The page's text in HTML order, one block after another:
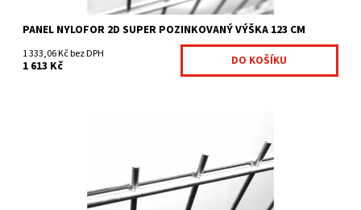
PANEL NYLOFOR 2D SUPER POZINKOVANÝ VÝŠKA 123 CM
1 333,06 Kč bez DPH
1 613 Kč
Svařované panely Nylofor 2D Super jsou: pevnější varianta
Nyloforu 2D průměr vertikálního drátu je 6 mm...
Na centrálním skladě
7009094-250
Betafence